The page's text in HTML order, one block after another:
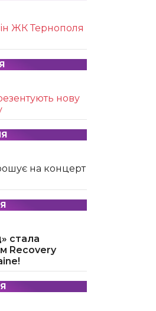
ЖК Тернополя
нову
на концерт
стала
Recovery